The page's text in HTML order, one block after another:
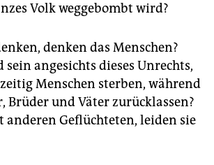
Volk weggebombt wird?
denken das Menschen?
angesichts dieses Unrechts,
Menschen sterben, während
Brüder und Väter zurücklassen?
anderen Geflüchteten, leiden sie